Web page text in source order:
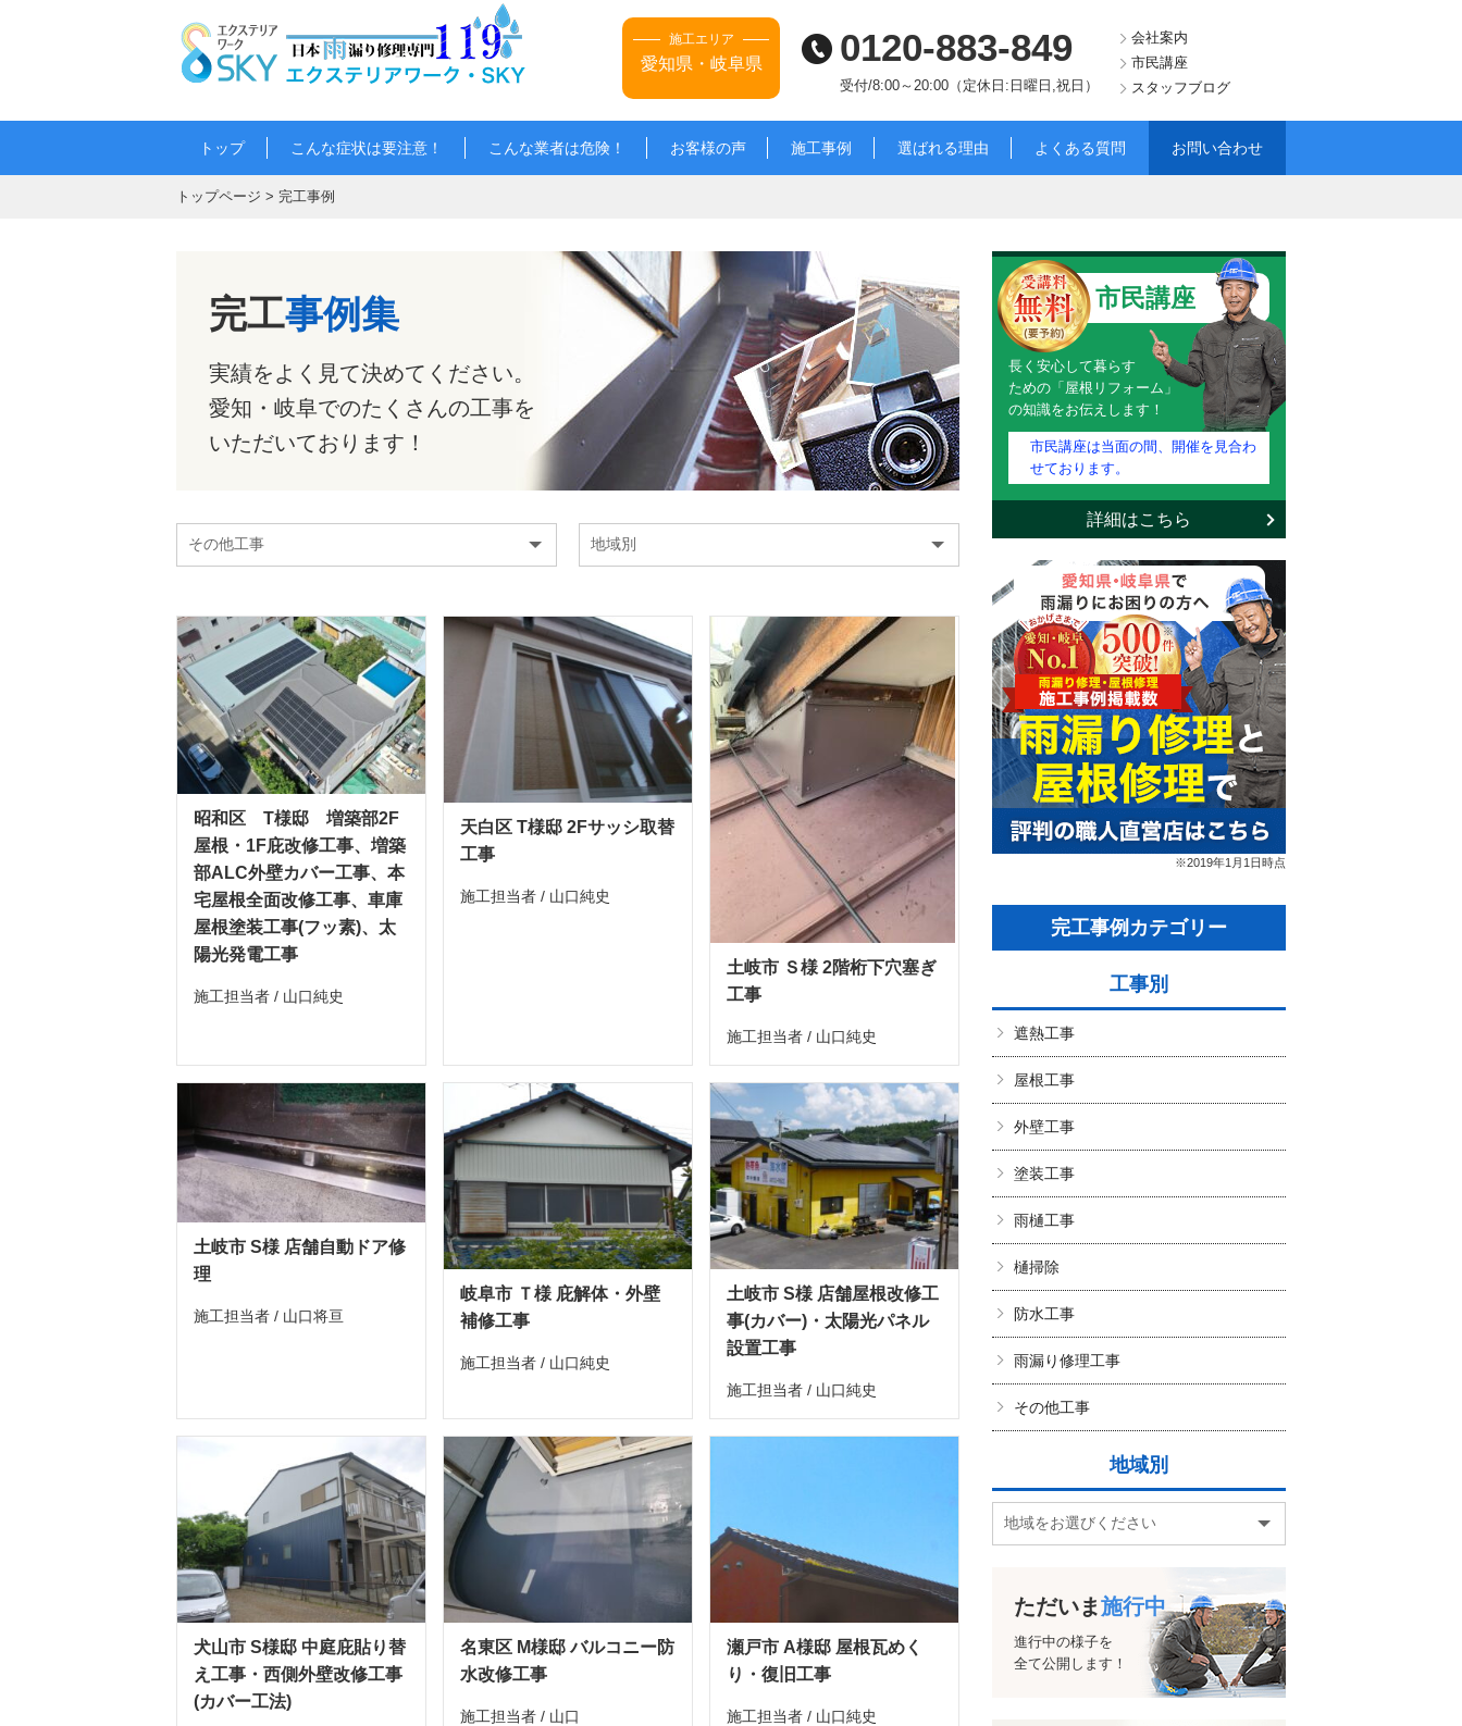
施工エリア
愛知県・岐阜県 0120-883-849
受付/8:00～20:00（定休日:日曜日,祝日）
会社案内
市民講座
スタッフブログ
トップ こんな症状は要注意！ こんな業者は危険！ お客様の声 施工事例 選ばれる理由 よくある質問 お問い合わせ
トップページ > 完工事例
完工事例集
実績をよく見て決めてください。
愛知・岐阜でのたくさんの工事を
いただいております！
昭和区 T様邸 増築部2F
屋根・1F庇改修工事、増築
部ALC外壁カバー工事、本
宅屋根全面改修工事、車庫
屋根塗装工事(フッ素)、太
陽光発電工事
施工担当者 / 山口純史
天白区 T様邸 2Fサッシ取替
工事
施工担当者 / 山口純史
土岐市 Ｓ様 2階桁下穴塞ぎ
工事
施工担当者 / 山口純史
土岐市 S様 店舗自動ドア修
理
施工担当者 / 山口将亘
岐阜市 Ｔ様 庇解体・外壁
補修工事
施工担当者 / 山口純史
土岐市 S様 店舗屋根改修工
事(カバー)・太陽光パネル
設置工事
施工担当者 / 山口純史
犬山市 S様邸 中庭庇貼り替
え工事・西側外壁改修工事
(カバー工法)
名東区 M様邸 バルコニー防
水改修工事
施工担当者 / 山口
瀬戸市 A様邸 屋根瓦めく
り・復旧工事
施工担当者 / 山口純史
市民講座
長く安心して暮らす
ための「屋根リフォーム」
の知識をお伝えします！
市民講座は当面の間、開催を見合わ
せております。
詳細はこちら
※2019年1月1日時点
完工事例カテゴリー
工事別
遮熱工事
屋根工事
外壁工事
塗装工事
雨樋工事
樋掃除
防水工事
雨漏り修理工事
その他工事
地域別
ただいま施行中
進行中の様子を
全て公開します！